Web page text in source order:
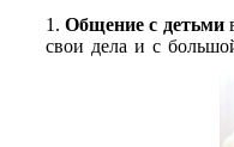
1.Общение с детьми
свои дела и с